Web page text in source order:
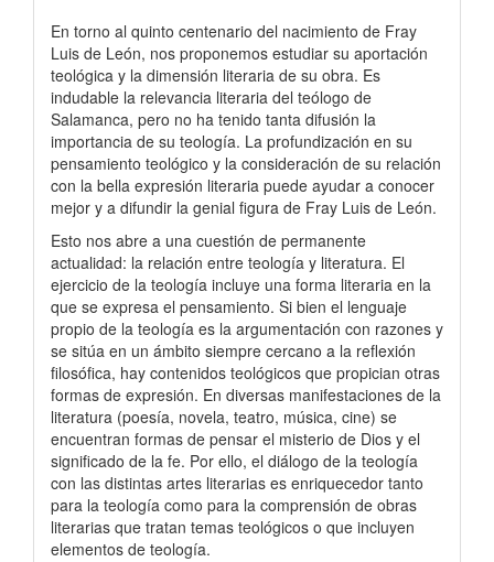
En torno al quinto centenario del nacimiento de Fray
Luis de León, nos proponemos estudiar su aportación
teológica y la dimensión literaria de su obra. Es
indudable la relevancia literaria del teólogo de
Salamanca, pero no ha tenido tanta difusión la
importancia de su teología. La profundización en su
pensamiento teológico y la consideración de su relación
con la bella expresión literaria puede ayudar a conocer
mejor y a difundir la genial figura de Fray Luis de León.
Esto nos abre a una cuestión de permanente
actualidad: la relación entre teología y literatura. El
ejercicio de la teología incluye una forma literaria en la
que se expresa el pensamiento. Si bien el lenguaje
propio de la teología es la argumentación con razones y
se sitúa en un ámbito siempre cercano a la reflexión
filosófica, hay contenidos teológicos que propician otras
formas de expresión. En diversas manifestaciones de la
literatura (poesía, novela, teatro, música, cine) se
encuentran formas de pensar el misterio de Dios y el
significado de la fe. Por ello, el diálogo de la teología
con las distintas artes literarias es enriquecedor tanto
para la teología como para la comprensión de obras
literarias que tratan temas teológicos o que incluyen
elementos de teología.